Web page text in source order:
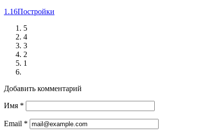
1.16Постройки
5
4
3
2
1
Добавить комментарий
Имя *
Email *